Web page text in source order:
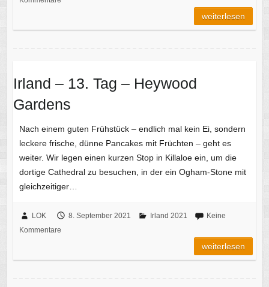
weiterlesen
Irland – 13. Tag – Heywood
Gardens
Nach einem guten Frühstück – endlich mal kein Ei, sondern
leckere frische, dünne Pancakes mit Früchten – geht es
weiter. Wir legen einen kurzen Stop in Killaloe ein, um die
dortige Cathedral zu besuchen, in der ein Ogham-Stone mit
gleichzeitiger…
LOK 8. September 2021 Irland 2021
Keine
Kommentare
weiterlesen